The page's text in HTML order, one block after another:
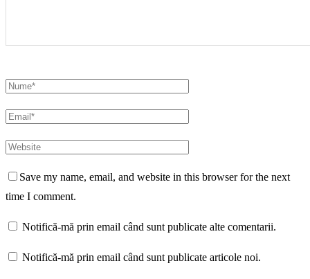
Save my name, email, and website in this browser for the next
time I comment.
Notifică-mă prin email când sunt publicate alte comentarii.
Notifică-mă prin email când sunt publicate articole noi.